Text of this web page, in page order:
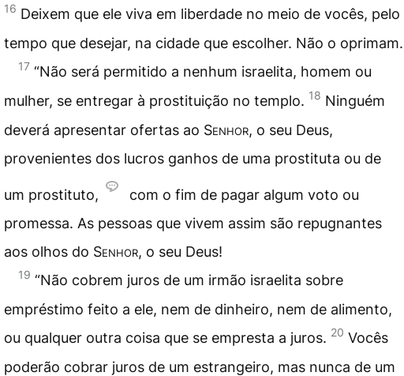
16 Deixem que ele viva em liberdade no meio de vocês, pelo
tempo que desejar, na cidade que escolher. Não o oprimam.
17 “Não será permitido a nenhum israelita, homem ou
mulher, se entregar à prostituição no templo. 18 Ninguém
deverá apresentar ofertas ao Senhor, o seu Deus,
provenientes dos lucros ganhos de uma prostituta ou de
um prostituto,
com o fim de pagar algum voto ou
promessa. As pessoas que vivem assim são repugnantes
aos olhos do Senhor, o seu Deus!
19 “Não cobrem juros de um irmão israelita sobre
empréstimo feito a ele, nem de dinheiro, nem de alimento,
ou qualquer outra coisa que se empresta a juros. 20 Vocês
poderão cobrar juros de um estrangeiro, mas nunca de um